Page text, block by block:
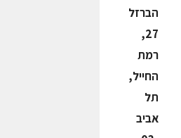
הברזל
27,
רמת
החייל,
תל
אביב